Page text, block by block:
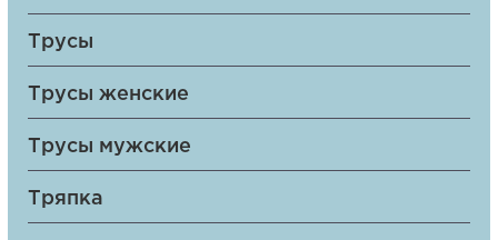
Трусы
Трусы женские
Трусы мужские
Тряпка